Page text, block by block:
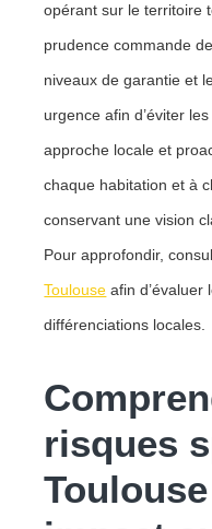
opérant sur le territoire
prudence commande
niveaux de garantie et
urgence afin d’éviter
approche locale et
chaque habitation et à
conservant une vision
Pour approfondir,
Toulouse afin d’évaluer
différenciations locales.
risques